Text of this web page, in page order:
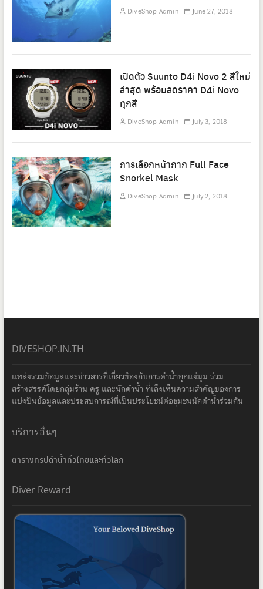
DiveShop Admin June 27, 2018
เปิดตัว Suunto D4i Novo 2 สีใหม่
ล่าสุด พร้อมลดราคา D4i Novo
ทุกสี
DiveShop Admin July 3, 2018
การเลือกหน้ากาก Full Face
Snorkel Mask
DiveShop Admin July 2, 2018
DIVESHOP.IN.TH
แหล่งรวมข้อมูลและข่าวสารที่เกี่ยวข้องกับการดำน้ำทุกแง่มุม ร่วม
สร้างสรรค์โดยกลุ่มร้าน ครู และนักดำน้ำ ที่เล็งเห็นความสำคัญของการ
แบ่งปันข้อมูลและประสบการณ์ที่เป็นประโยชน์ต่อชุมชนนักดำน้ำร่วมกัน
บริการอื่นๆ
ตารางทริปดำน้ำทั่วไทยและทั่วโลก
Diver Reward